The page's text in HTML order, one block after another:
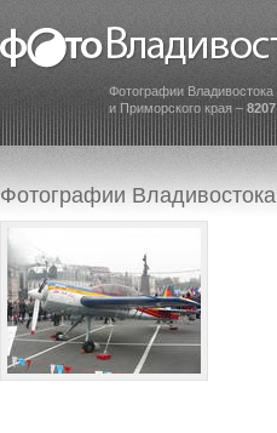
Фотографии Владивостока
и Приморского края – 8207
Фотографии Владивостока